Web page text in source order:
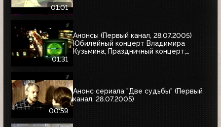
01:01
01:31
Анонсы (Первый канал, 28.07.2005)
Юбилейный концерт Владимира
Кузьмина; Праздничный концерт;
00:59
Анонс сериала "Две судьбы" (Первый
канал, 28.07.2005)